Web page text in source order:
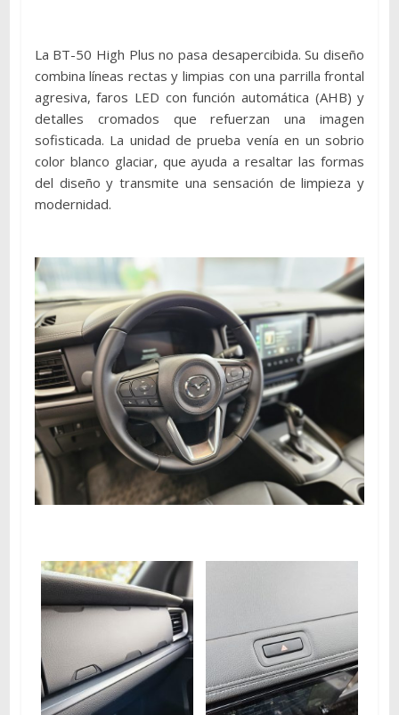
La BT-50 High Plus no pasa desapercibida. Su diseño
combina líneas rectas y limpias con una parrilla frontal
agresiva, faros LED con función automática (AHB) y
detalles cromados que refuerzan una imagen
sofisticada. La unidad de prueba venía en un sobrio
color blanco glaciar, que ayuda a resaltar las formas
del diseño y transmite una sensación de limpieza y
modernidad.